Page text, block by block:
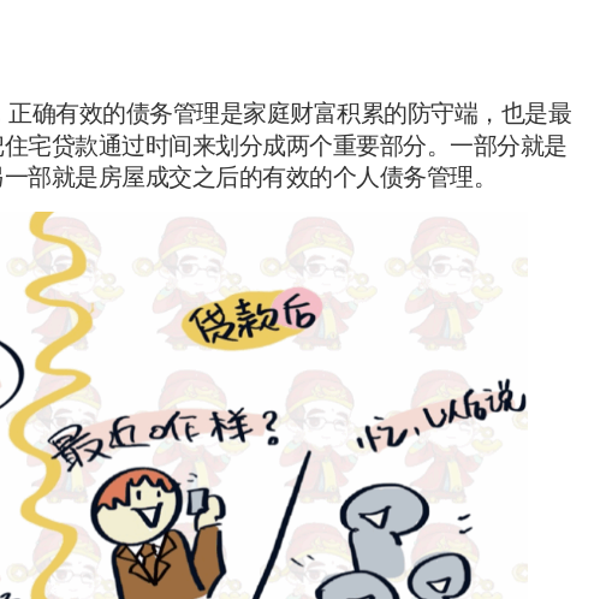
确有效的债务管理是家庭财富积累的防守端，也是最
宅贷款通过时间来划分成两个重要部分。一部分就是
部就是房屋成交之后的有效的个人债务管理。